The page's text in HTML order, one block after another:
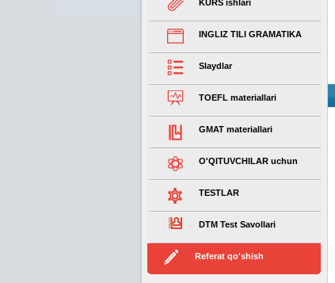
KURS ishlari
INGLIZ TILI GRAMATIKA
Slaydlar
TOEFL materiallari
GMAT materiallari
O'QITUVCHILAR uchun
TESTLAR
DTM Test Savollari
Referat qo'shish